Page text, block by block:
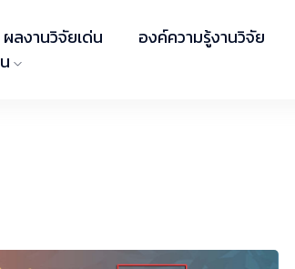
ผลงานวิจัยเด่น องค์ความรู้งานวิจัย
น